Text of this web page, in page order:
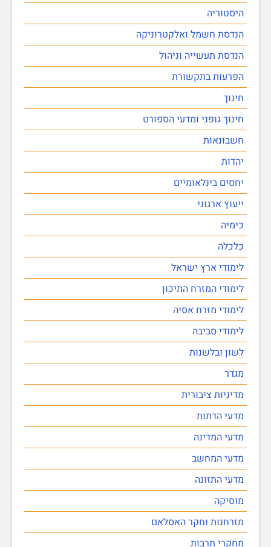
היסטוריה
הנדסת חשמל ואלקטרוניקה
הנדסת תעשייה וניהול
הפרעות בתקשורת
חינוך
חינוך גופני ומדעי הספורט
חשבונאות
יהדות
יחסים בינלאומיים
ייעוץ ארגוני
כימיה
כלכלה
לימודי ארץ ישראל
לימודי המזרח התיכון
לימודי מזרח אסיה
לימודי סביבה
לשון ובלשנות
מגדר
מדיניות ציבורית
מדעי הדתות
מדעי המדינה
מדעי המחשב
מדעי התזונה
מוסיקה
מזרחנות וחקר האסלאם
מחקרי תרבות